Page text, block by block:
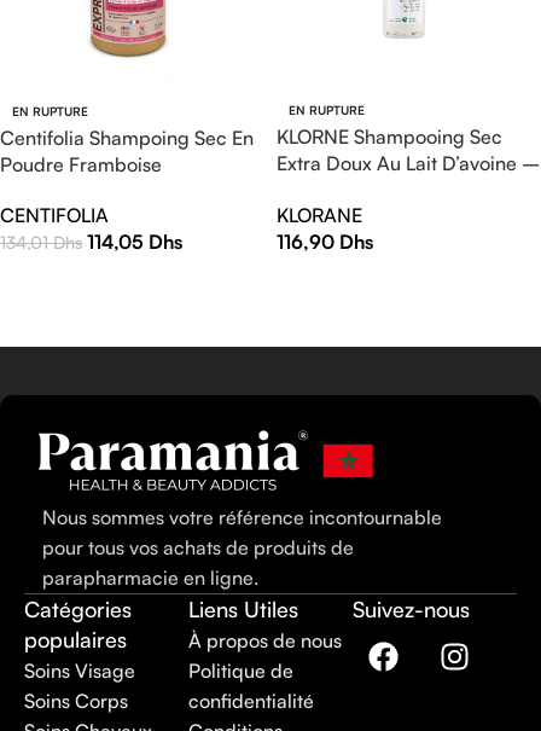
EN RUPTURE
Centifolia Shampoing Sec En
Poudre Framboise
CENTIFOLIA
134,01Dhs 114,05 Dhs
EN RUPTURE
KLORNE Shampooing Sec
Extra Doux Au Lait D’avoine –
KLORANE
116,90 Dhs
Nous sommes votre référence incontournable
pour tous vos achats de produits de
parapharmacie en ligne.
Catégories
populaires
Soins Visage
Soins Corps
Liens Utiles
À propos de nous
Politique de
confidentialité
Suivez-nous